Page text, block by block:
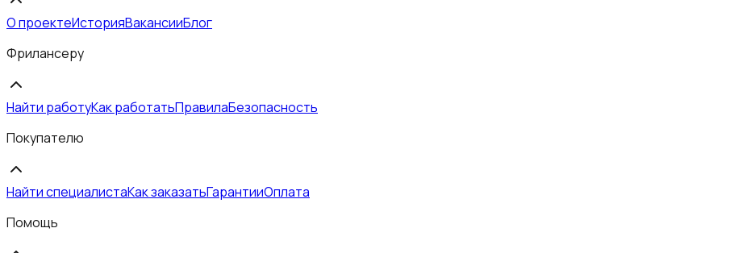
О проектеИсторияВакансииБлог
Фрилансеру
Найти работуКак работатьПравилаБезопасность
Покупателю
Найти специалистаКак заказатьГарантииОплата
Помощь